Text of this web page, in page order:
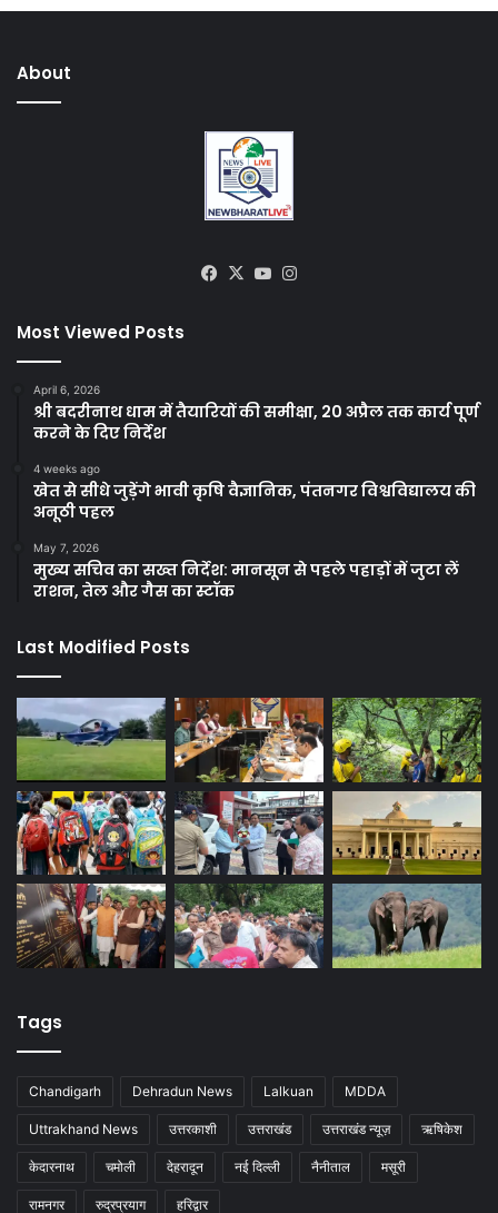
About
Facebook
X YouTube
Most Viewed Posts
April 6, 2026
श्री बदरीनाथ धाम में तैयारियों की समीक्षा, 20 अप्रैल तक कार्य पूर्ण
करने के दिए निर्देश
4 weeks ago
खेत से सीधे जुड़ेंगे भावी कृषि वैज्ञानिक, पंतनगर विश्वविद्यालय की
अनूठी पहल
May 7, 2026
मुख्य सचिव का सख्त निर्देश: मानसून से पहले पहाड़ों में जुटा लें
राशन, तेल और गैस का स्टॉक
Last Modified Posts
Tags
Chandigarh Dehradun News Lalkuan MDDA
Uttrakhand News उत्तरकाशी उत्तराखंड उत्तराखंड न्यूज़ ऋषिकेश
केदारनाथ चमोली देहरादून नई दिल्ली नैनीताल मसूरी
रामनगर रुद्रप्रयाग हरिद्वार